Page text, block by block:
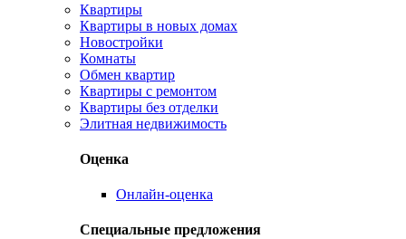
Квартиры
Квартиры в новых домах
Новостройки
Комнаты
Обмен квартир
Квартиры с ремонтом
Квартиры без отделки
Элитная недвижимость
Оценка
Онлайн-оценка
Специальные предложения